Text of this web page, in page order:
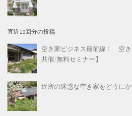
直近10回分の投稿
空き家ビジネス最前線！ 空
共催/無料セミナー】
近所の迷惑な空き家をどうに